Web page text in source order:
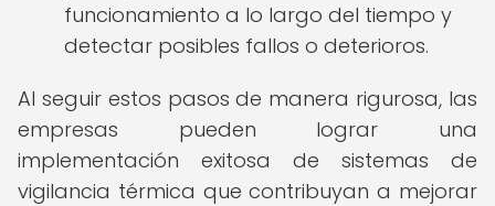
funcionamiento a lo largo del tiempo y
detectar posibles fallos o deterioros.
Al seguir estos pasos de manera rigurosa, las
empresas pueden lograr una
implementación exitosa de sistemas de
vigilancia térmica que contribuyan a mejorar